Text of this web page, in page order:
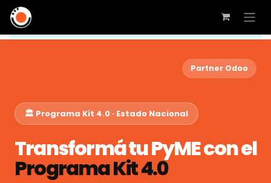
Partner Odoo
🏛️ Programa Kit 4.0 · Estado Nacional
Transformá tu PyME con el
Programa Kit 4.0